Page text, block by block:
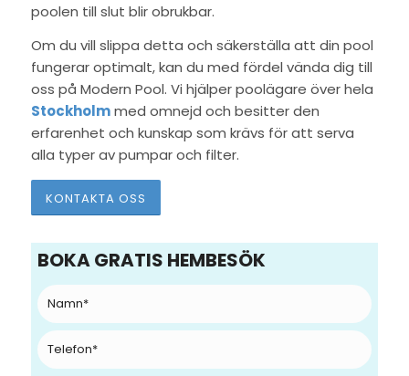
poolen till slut blir obrukbar.
Om du vill slippa detta och säkerställa att din pool
fungerar optimalt, kan du med fördel vända dig till
oss på Modern Pool. Vi hjälper poolägare över hela
Stockholmmed omnejd och besitter den
erfarenhet och kunskap som krävs för att serva
alla typer av pumpar och filter.
KONTAKTA OSS
BOKA GRATIS HEMBESÖK